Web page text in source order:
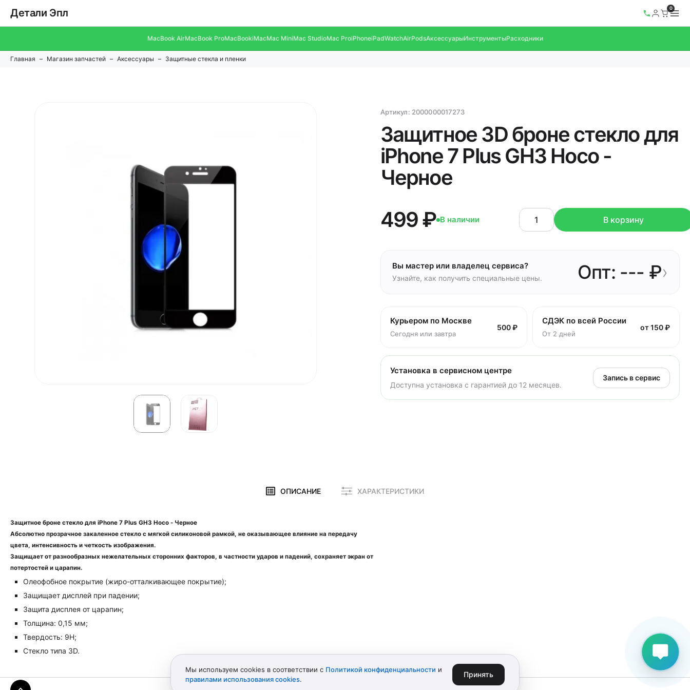
Детали Эпл 0
MacBook AirMacBook ProMacBookiMacMac MiniMac StudioMac ProiPhoneiPadWatchAirPodsАксессуарыИнструментыРасходники
Главная Магазин запчастей Аксессуары Защитные стекла и пленки
Артикул: 2000000017273
Защитное 3D броне стекло для
iPhone 7 Plus GH3 Hoco -
Черное
499 ₽ В наличии В корзину
Вы мастер или владелец сервиса?
Узнайте, как получить специальные цены. Опт: --- ₽›
Курьером по Москве
Сегодня или завтра
500 ₽
СДЭК по всей России
От 2 дней
от 150 ₽
Установка в сервисном центре
Доступна установка с гарантией до 12 месяцев.
Запись в сервис
ОПИСАНИЕ ХАРАКТЕРИСТИКИ
Защитное броне стекло для iPhone 7 Plus GH3 Hoco - Черное
Абсолютно прозрачное закаленное стекло с мягкой силиконовой рамкой, не оказывающее влияние на передачу
цвета, интенсивность и четкость изображения.
Защищает от разнообразных нежелательных сторонних факторов, в частности ударов и падений, сохраняет экран от
потертостей и царапин.
Олеофобное покрытие (жиро-отталкивающее покрытие);
Защищает дисплей при падении;
Защита дисплея от царапин;
Толщина: 0,15 мм;
Твердость: 9H;
Стекло типа 3D.
Мы используем cookies в соответствии с Политикой конфиденциальности и
правилами использования cookies.
Принять